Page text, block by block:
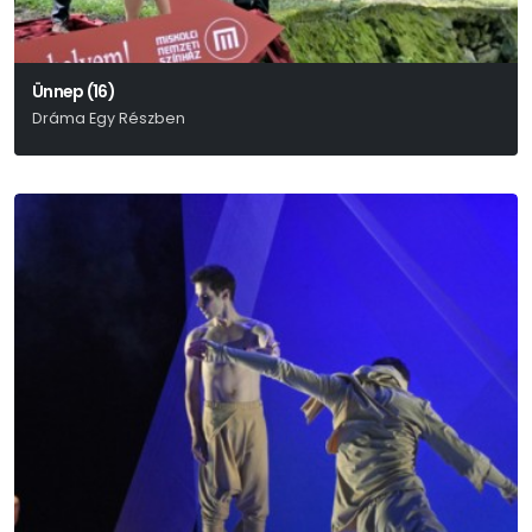
Ünnep (16)
Dráma Egy Részben